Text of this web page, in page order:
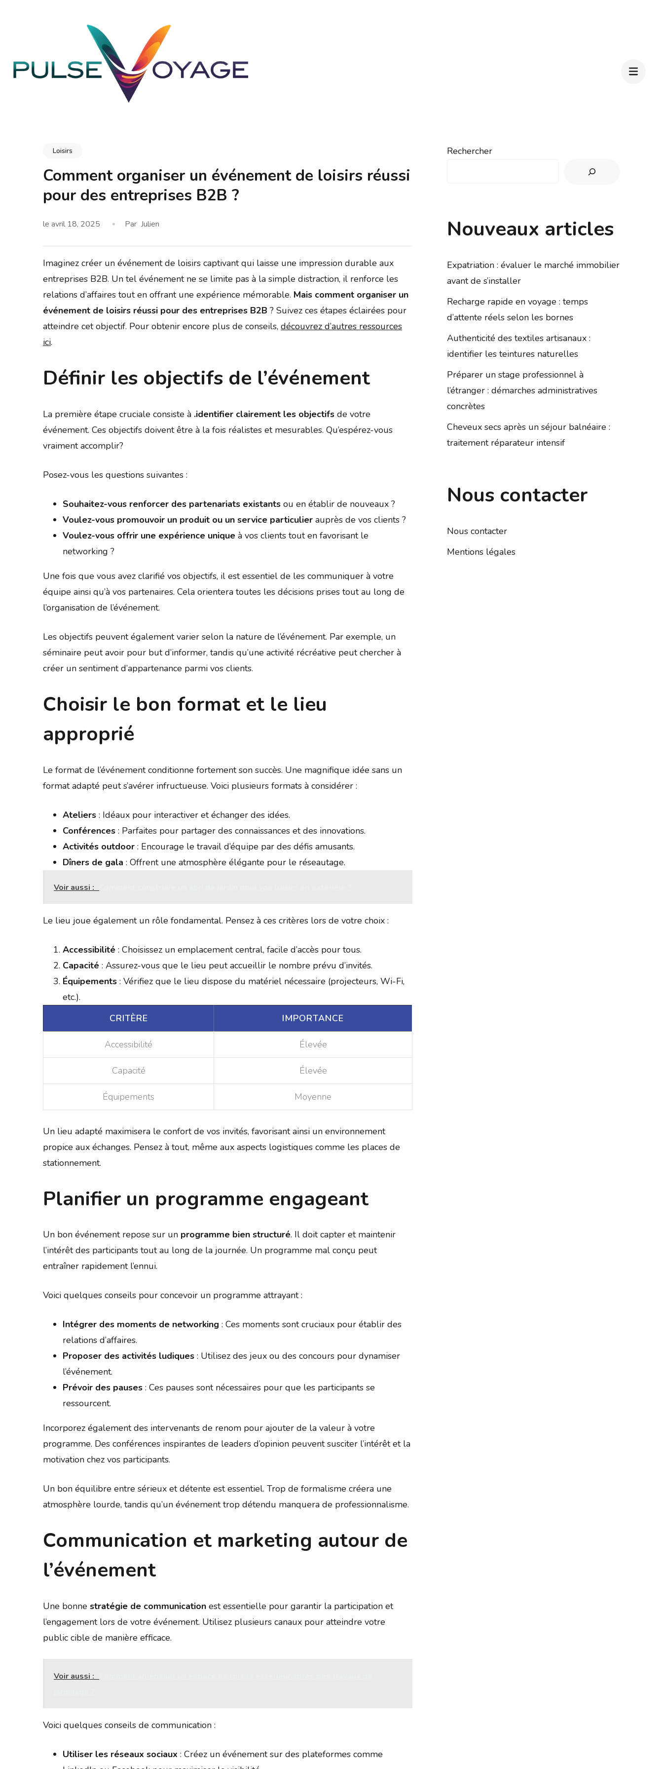
Entrée)
Loisirs
Comment organiser un événement de loisirs réussi
pour des entreprises B2B ?
le avril 18, 2025 Par Julien
Imaginez créer un événement de loisirs captivant qui laisse une impression durable aux
entreprises B2B. Un tel événement ne se limite pas à la simple distraction, il renforce les
relations d’affaires tout en offrant une expérience mémorable. Mais comment organiser un
événement de loisirs réussi pour des entreprises B2B ? Suivez ces étapes éclairées pour
atteindre cet objectif. Pour obtenir encore plus de conseils, découvrez d’autres ressources
ici.
Définir les objectifs de l’événement
La première étape cruciale consiste à .identifier clairement les objectifs de votre
événement. Ces objectifs doivent être à la fois réalistes et mesurables. Qu’espérez-vous
vraiment accomplir?
Posez-vous les questions suivantes :
Souhaitez-vous renforcer des partenariats existants ou en établir de nouveaux ?
Voulez-vous promouvoir un produit ou un service particulier auprès de vos clients ?
Voulez-vous offrir une expérience unique à vos clients tout en favorisant le
networking ?
Une fois que vous avez clarifié vos objectifs, il est essentiel de les communiquer à votre
équipe ainsi qu’à vos partenaires. Cela orientera toutes les décisions prises tout au long de
l’organisation de l’événement.
Les objectifs peuvent également varier selon la nature de l’événement. Par exemple, un
séminaire peut avoir pour but d’informer, tandis qu’une activité récréative peut chercher à
créer un sentiment d’appartenance parmi vos clients.
Choisir le bon format et le lieu
approprié
Le format de l’événement conditionne fortement son succès. Une magnifique idée sans un
format adapté peut s’avérer infructueuse. Voici plusieurs formats à considérer :
Ateliers : Idéaux pour interactiver et échanger des idées.
Conférences : Parfaites pour partager des connaissances et des innovations.
Activités outdoor : Encourage le travail d’équipe par des défis amusants.
Dîners de gala : Offrent une atmosphère élégante pour le réseautage.
Voir aussi :
Le lieu joue également un rôle fondamental. Pensez à ces critères lors de votre choix :
Accessibilité : Choisissez un emplacement central, facile d’accès pour tous.
Capacité : Assurez-vous que le lieu peut accueillir le nombre prévu d’invités.
Équipements : Vérifiez que le lieu dispose du matériel nécessaire (projecteurs, Wi-Fi,
etc.).
CRITÈRE
IMPORTANCE
Accessibilité Élevée
Capacité Élevée
Équipements Moyenne
Un lieu adapté maximisera le confort de vos invités, favorisant ainsi un environnement
propice aux échanges. Pensez à tout, même aux aspects logistiques comme les places de
stationnement.
Planifier un programme engageant
Un bon événement repose sur un programme bien structuré. Il doit capter et maintenir
l’intérêt des participants tout au long de la journée. Un programme mal conçu peut
entraîner rapidement l’ennui.
Voici quelques conseils pour concevoir un programme attrayant :
Intégrer des moments de networking : Ces moments sont cruciaux pour établir des
relations d’affaires.
Proposer des activités ludiques : Utilisez des jeux ou des concours pour dynamiser
l’événement.
Prévoir des pauses : Ces pauses sont nécessaires pour que les participants se
ressourcent.
Incorporez également des intervenants de renom pour ajouter de la valeur à votre
programme. Des conférences inspirantes de leaders d’opinion peuvent susciter l’intérêt et la
motivation chez vos participants.
Un bon équilibre entre sérieux et détente est essentiel. Trop de formalisme créera une
atmosphère lourde, tandis qu’un événement trop détendu manquera de professionnalisme.
Communication et marketing autour de
l’événement
Une bonne stratégie de communication est essentielle pour garantir la participation et
l’engagement lors de votre événement. Utilisez plusieurs canaux pour atteindre votre
public cible de manière efficace.
Voir aussi :
Voici quelques conseils de communication :
Utiliser les réseaux sociaux : Créez un événement sur des plateformes comme
Rechercher
Nouveaux articles
Expatriation : évaluer le marché immobilier
avant de s’installer
Recharge rapide en voyage : temps
d’attente réels selon les bornes
Authenticité des textiles artisanaux :
identifier les teintures naturelles
Préparer un stage professionnel à
l’étranger : démarches administratives
concrètes
Cheveux secs après un séjour balnéaire :
traitement réparateur intensif
Nous contacter
Nous contacter
Mentions légales